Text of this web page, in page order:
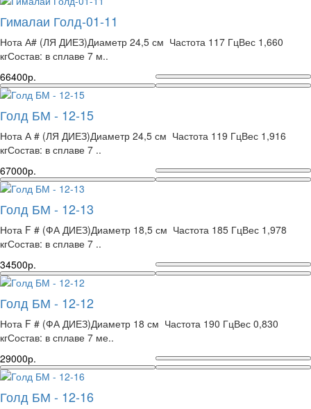
Гималаи Голд-01-11
Нота А# (ЛЯ ДИЕЗ)Диаметр 24,5 см Частота 117 ГцВес 1,660
кгСостав: в сплаве 7 м..
66400р.
Голд БМ - 12-15
Нота А # (ЛЯ ДИЕЗ)Диаметр 24,5 см Частота 119 ГцВес 1,916
кгСостав: в сплаве 7 ..
67000р.
Голд БМ - 12-13
Нота F # (ФА ДИЕЗ)Диаметр 18,5 см Частота 185 ГцВес 1,978
кгСостав: в сплаве 7 ..
34500р.
Голд БМ - 12-12
Нота F # (ФА ДИЕЗ)Диаметр 18 см Частота 190 ГцВес 0,830
кгСостав: в сплаве 7 ме..
29000р.
Голд БМ - 12-16